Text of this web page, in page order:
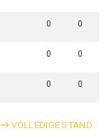
0 0
0 0
0 0
VOLLEDIGE STAND